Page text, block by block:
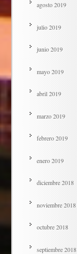
agosto 2019
julio 2019
junio 2019
mayo 2019
abril 2019
marzo 2019
febrero 2019
enero 2019
diciembre 2018
noviembre 2018
octubre 2018
septiembre 2018